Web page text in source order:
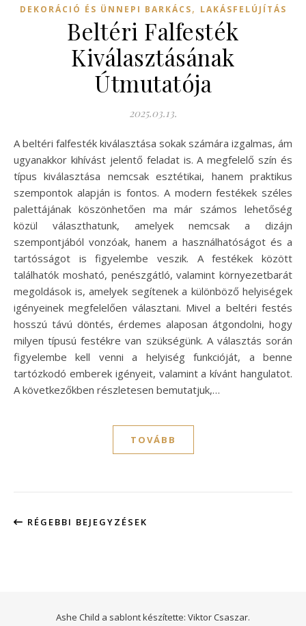
DEKORÁCIÓ ÉS ÜNNEPI BARKÁCS, LAKÁSFELÚJÍTÁS
Beltéri Falfesték
Kiválasztásának
Útmutatója
2025.03.13.
A beltéri falfesték kiválasztása sokak számára izgalmas, ám
ugyanakkor kihívást jelentő feladat is. A megfelelő szín és
típus kiválasztása nemcsak esztétikai, hanem praktikus
szempontok alapján is fontos. A modern festékek széles
palettájának köszönhetően ma már számos lehetőség
közül választhatunk, amelyek nemcsak a dizájn
szempontjából vonzóak, hanem a használhatóságot és a
tartósságot is figyelembe veszik. A festékek között
találhatók mosható, penészgátló, valamint környezetbarát
megoldások is, amelyek segítenek a különböző helyiségek
igényeinek megfelelően választani. Mivel a beltéri festés
hosszú távú döntés, érdemes alaposan átgondolni, hogy
milyen típusú festékre van szükségünk. A választás során
figyelembe kell venni a helyiség funkcióját, a benne
tartózkodó emberek igényeit, valamint a kívánt hangulatot.
A következőkben részletesen bemutatjuk,…
TOVÁBB
RÉGEBBI BEJEGYZÉSEK
Ashe Child a sablont készítette: Viktor Csaszar.